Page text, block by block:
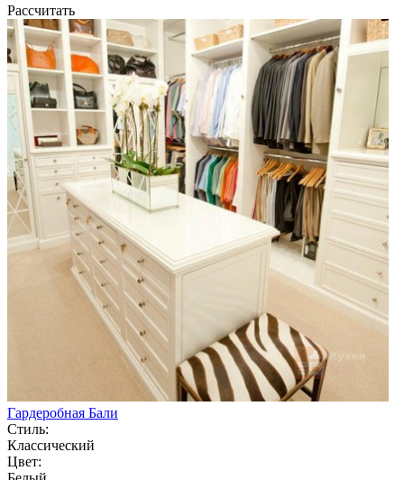
Рассчитать
Гардеробная Бали
Стиль:
Классический
Цвет: